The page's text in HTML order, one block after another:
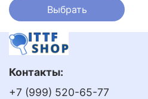
Выбрать
Контакты:
+7 (999) 520-65-77